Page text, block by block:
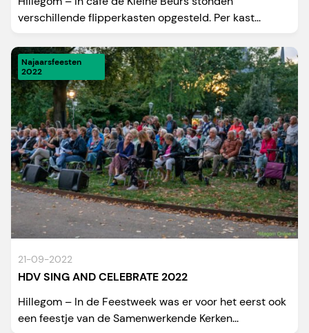
verschillende flipperkasten opgesteld. Per kast...
Najaarsfeesten
2022
21-09-2022
HDV SING AND CELEBRATE 2022
Hillegom – In de Feestweek was er voor het eerst ook
een feestje van de Samenwerkende Kerken...